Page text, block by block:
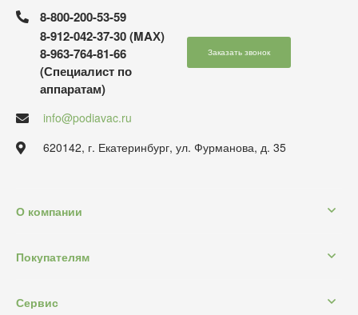
8-800-200-53-59
8-912-042-37-30 (MAХ)
8-963-764-81-66
(Специалист по
аппаратам)
Заказать звонок
info@podiavac.ru
620142, г. Екатеринбург, ул. Фурманова, д. 35
О компании
Покупателям
Сервис